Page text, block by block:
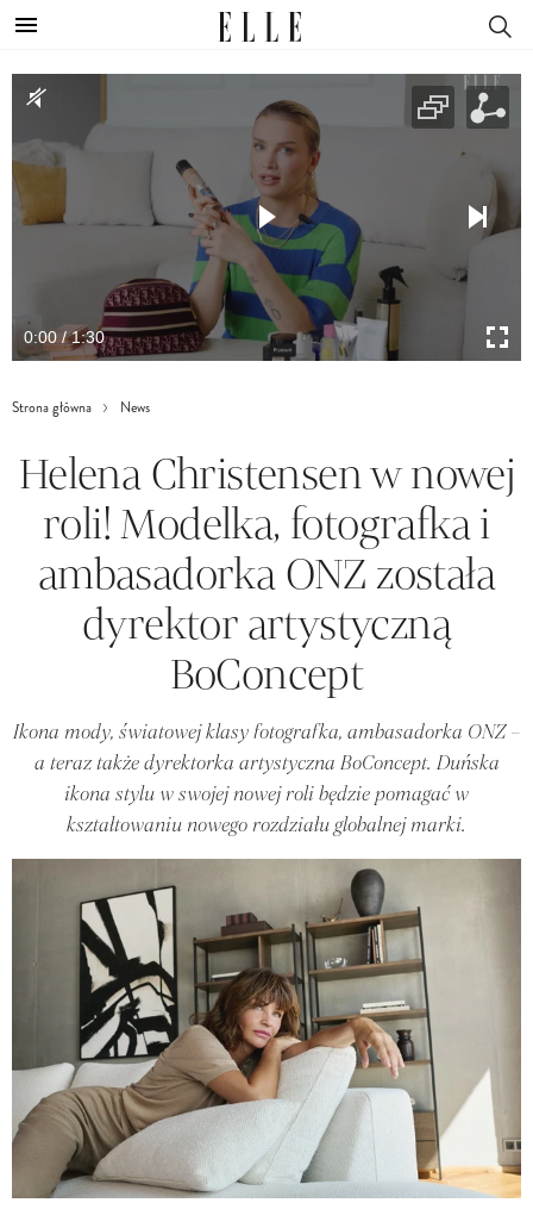
0:00 / 1:30
Strona główna News
Helena Christensen w nowej
roli! Modelka, fotografka i
ambasadorka ONZ została
dyrektor artystyczną
BoConcept
Ikona mody, światowej klasy fotografka, ambasadorka ONZ –
a teraz także dyrektorka artystyczna BoConcept. Duńska
ikona stylu w swojej nowej roli będzie pomagać w
kształtowaniu nowego rozdziału globalnej marki.